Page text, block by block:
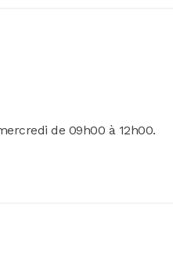
de 09h00 à 12h00.